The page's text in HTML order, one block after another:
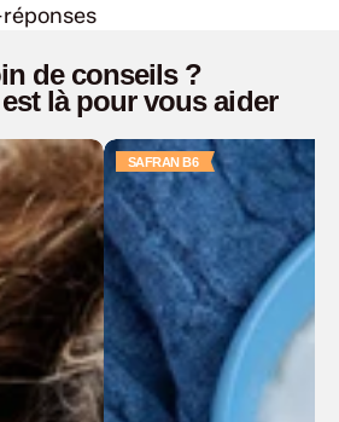
de conseils ?
là pour vous aider
SAFRAN B6